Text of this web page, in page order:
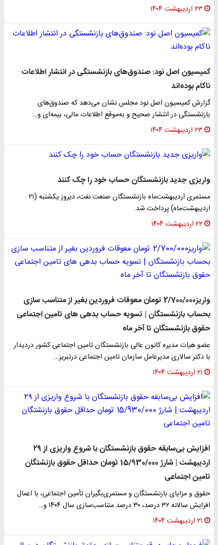
۲۳ اردیبهشت ۱۴۰۴
کمیسیون اصل نود: صندوق‌های بازنشستگی در انتشار اطلاعات
ناکام بوده‌اند
گزارش کمیسیون اصل نود مجلس نشان می‌دهد که صندوق‌های
بازنشستگی در انتشار صحیح و به‌موقع اطلاعات مالی، بیمه‌ای و…
۲۳ اردیبهشت ۱۴۰۴
واریزی جدید بازنشستگان حساب خود را چک کنند
مستمری اردیبهشت‌ماه بازنشستگان صنعت نفت، دیروز یکشنبه (۲۱
اردیبهشت‌ماه) پرداخت شد.
۲۲ اردیبهشت ۱۴۰۴
واریز2/700/000 تومان معوقات فروردین بغیر از متناسب سازی
بحساب بازنشستگان | تسویه حساب بدهی های تامین اجتماعی
حقوق بازنشستگان تا آخر ماه
عضو هیات مدیره کانون عالی بازنشستگان تامین اجتماعی کشور دردیدار
با دکتر سالاری مدیرعامل سازمان تامین اجتماعی درتبریز…
۲۱ اردیبهشت ۱۴۰۴
افزایش بی‌سابقه حقوق بازنشستگان با شروع واریزی از ۲۹
اردیبهشت | شارژ 15/930/000 تومان حداقل حقوق بازنشتگان
تامین اجتماعی
حقوق و مزایای بازنشستگان و مستمری‌بگیران تأمین اجتماعی، با اعمال
افزایش سالانه ۳۲ درصد، ۳۰ درصد متناسب‌سازی سال ۱۴۰۴ و…
۲۱ اردیبهشت ۱۴۰۴